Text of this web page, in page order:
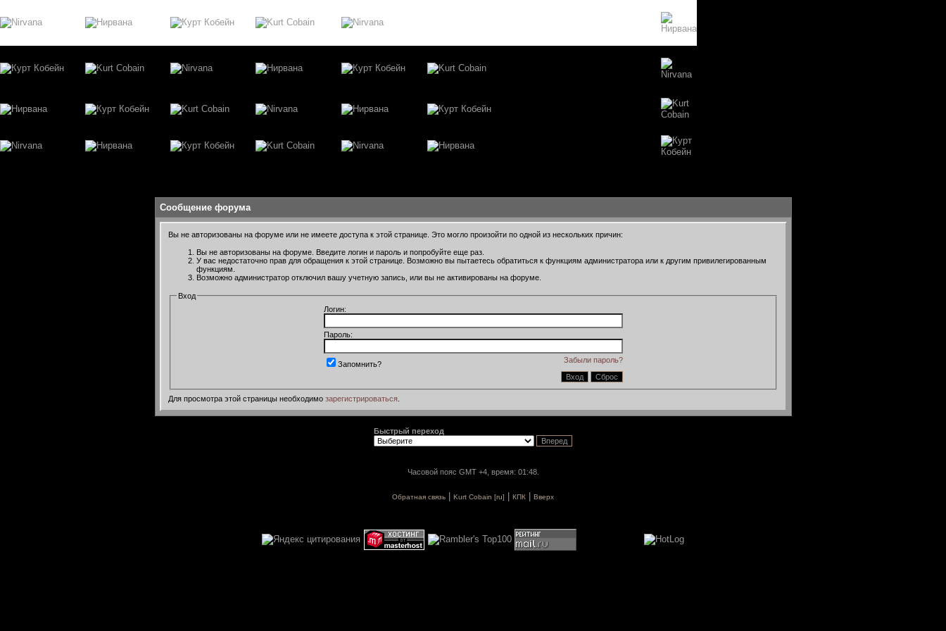
Сообщение форума
Вы не авторизованы на форуме или не имеете доступа к этой странице. Это могло произойти по одной из нескольких причин:
Вы не авторизованы на форуме. Введите логин и пароль и попробуйте еще раз.
У вас недостаточно прав для обращения к этой странице. Возможно вы пытаетесь обратиться к функциям администратора или к другим привилегированным
функциям.
Возможно администратор отключил вашу учетную запись, или вы не активированы на форуме.
Вход
Логин:
Пароль:
Забыли пароль?
Запомнить?
Для просмотра этой страницы необходимо зарегистрироваться.
Быстрый переход
Часовой пояс GMT +4, время: 01:48.
Обратная связь Kurt Cobain [ru] КПК Вверх